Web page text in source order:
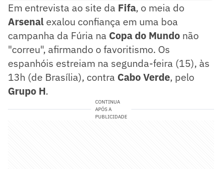
Em entrevista ao site da Fifa, o meia do
Arsenal exalou confiança em uma boa
campanha da Fúria na Copa do Mundo não
"correu", afirmando o favoritismo. Os
espanhóis estreiam na segunda-feira (15), às
13h (de Brasília), contra Cabo Verde, pelo
Grupo H.
CONTINUA
APÓS A
PUBLICIDADE